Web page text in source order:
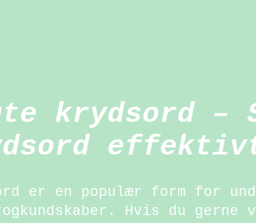
krydsord –
er en populær form for
Hvis du